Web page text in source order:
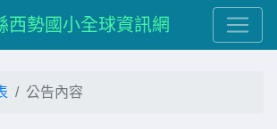
西勢國小全球資訊網
公告內容